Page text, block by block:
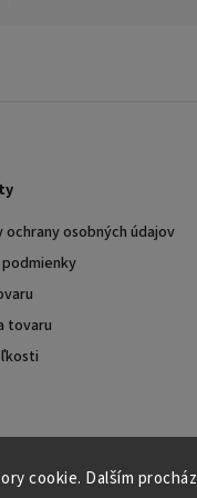
cookie. Dalším
ochrany osobných údajov
tovaru